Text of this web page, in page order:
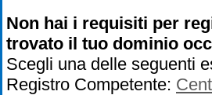
Non hai i requisiti per
trovato il tuo dominio
Scegli una delle seguenti
Registro Competente: